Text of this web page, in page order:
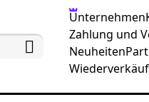
Unternehmen
Zahlung und
Neuheiten